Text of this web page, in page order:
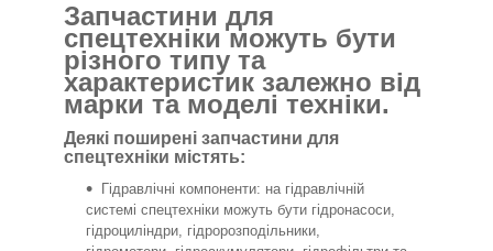
Запчастини для
спецтехніки можуть бути
різного типу та
характеристик залежно від
марки та моделі техніки.
Деякі поширені запчастини для
спецтехніки містять:
Гідравлічні компоненти: на гідравлічній
системі спецтехніки можуть бути гідронасоси,
гідроциліндри, гідророзподільники,